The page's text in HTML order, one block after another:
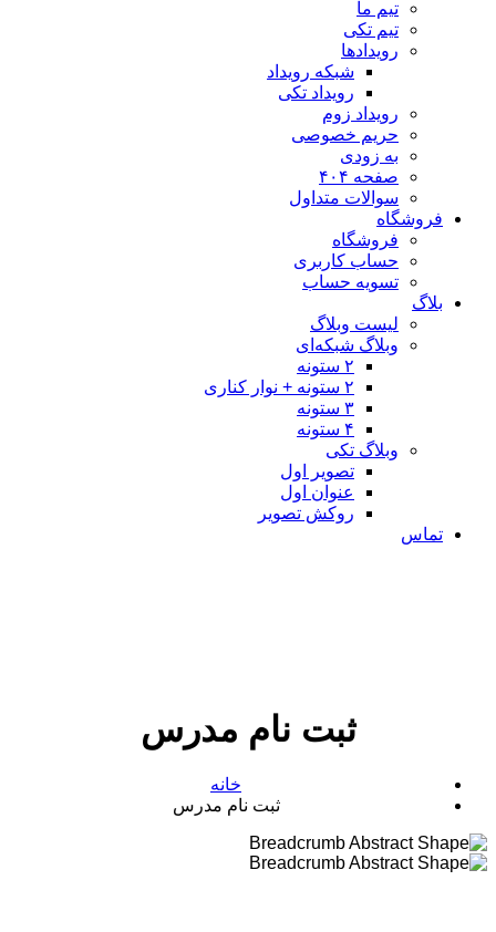
تیم ما
تیم تکی
رویدادها
شبکه رویداد
رویداد تکی
رویداد زوم
حریم خصوصی
به زودی
صفحه ۴۰۴
سوالات متداول
فروشگاه
فروشگاه
حساب کاربری
تسویه حساب
بلاگ
لیست وبلاگ
وبلاگ شبکه‌ای
وبلاگ تکی
تصویر اول
عنوان اول
روکش تصویر
تماس
ثبت نام مدرس
ثبت نام مدرس